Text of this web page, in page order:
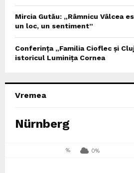
Mircia Gutău: „Râmnicu Vâlcea
un loc, un sentiment”
Conferința „Familia Cioflec și
istoricul Luminița Cornea
Vremea
Nürnberg
% 0%